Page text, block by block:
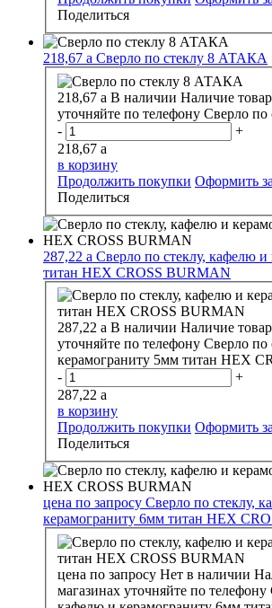
Поделиться
218,67 a Сверло по стеклу 8 АТАКА
218,67 a В наличии Наличие
уточняйте по телефону Сверло
-
+
218,67 a
в корзину
Продолжить покупки Оформить
Поделиться
287,22 a Сверло по стеклу, кафелю
титан HEX CROSS BURMAN
287,22 a В наличии Наличие
уточняйте по телефону Сверло по
керамограниту 5мм титан HEX
-
+
287,22 a
в корзину
Продолжить покупки Оформить
Поделиться
цена по запросу Сверло по стеклу,
керамограниту 6мм титан HEX
цена по запросу Нет в наличии
магазинах уточняйте по телефону